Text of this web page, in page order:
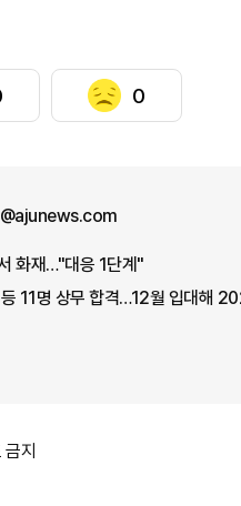
0
화재…"대응 1단계"
등 11명 상무 합격…12월 입대해
금지